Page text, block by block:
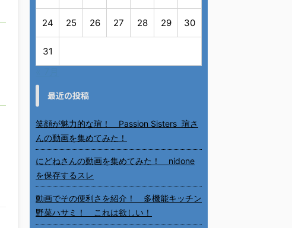
24 25 26 27 28 29 30
31
最近の投稿
笑顔が魅力的な瑄！ Passion Sisters 瑄さ
んの動画を集めてみた！
にどねさんの動画を集めてみた！ nidone
を保存するスレ
動画でその便利さを紹介！ 多機能キッチン
野菜ハサミ！ これは欲しい！